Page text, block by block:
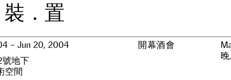
裝 ． 置
– Jun 20, 2004
號地下
空間
開幕酒會